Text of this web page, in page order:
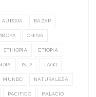
AURORA BAZAR
CHINA
ETHIOPIA ETIOPIA
ISLA LAGO
MUNDO NATURALEZA
PACIFICO PALACIO